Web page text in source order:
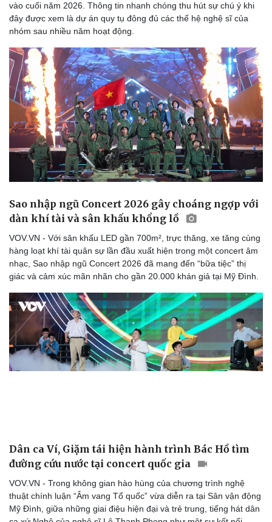
Văn hóa
Sân khấu - Điện ảnh
Văn học
Âm nhạc
Di sản
Giải trí
Nghệ sĩ
Thời trang
Sao Việt
vào cuối năm 2026. Thông tin nhanh chóng thu hút sự chú ý khi
đây được xem là dự án quy tụ đông đủ các thế hệ nghệ sĩ của
nhóm sau nhiều năm hoạt động.
Sao nhập ngũ Concert 2026 gây choáng ngợp với
dàn khí tài và sân khấu khổng lồ
VOV.VN - Với sân khấu LED gần 700m², trực thăng, xe tăng cùng
hàng loạt khí tài quân sự lần đầu xuất hiện trong một concert âm
nhạc, Sao nhập ngũ Concert 2026 đã mang đến “bữa tiệc” thị
giác và cảm xúc mãn nhãn cho gần 20.000 khán giả tại Mỹ Đình.
Dân ca Ví, Giặm tái hiện hành trình Bác Hồ tìm
đường cứu nước tại concert quốc gia
VOV.VN - Trong không gian hào hùng của chương trình nghệ
thuật chính luận “Âm vang Tổ quốc” vừa diễn ra tại Sân vận động
Mỹ Đình, giữa những giai điệu hiện đại và trẻ trung, tiếng hát dân